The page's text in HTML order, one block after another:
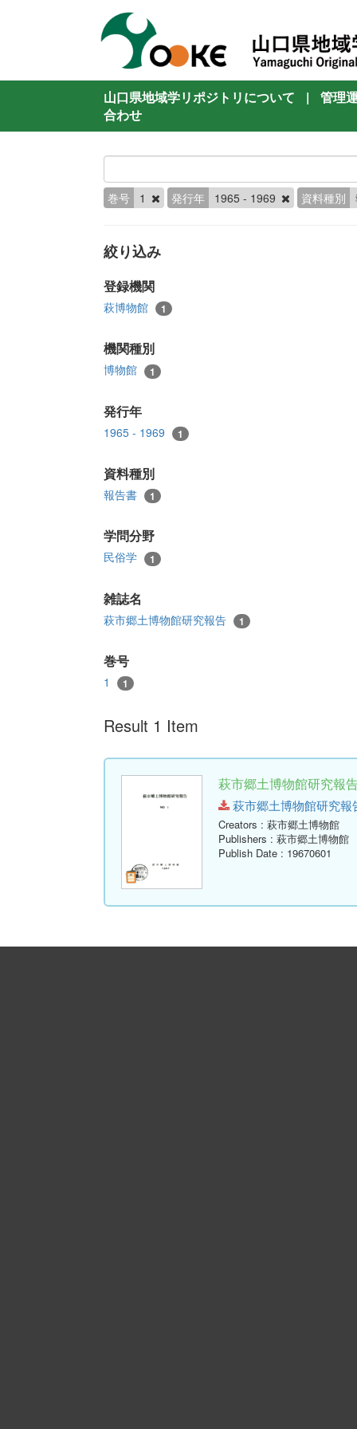
山口県地域学リポジトリについて |
管理
合わせ
巻号 1 発行年 1965 - 1969 資料種別
絞り込み
登録機関
萩博物館 1
機関種別
博物館 1
発行年
1965 - 1969 1
資料種別
報告書 1
学問分野
民俗学 1
雑誌名
萩市郷土博物館研究報告 1
巻号
1 1
Result 1 Item
萩市郷土博物館研究報
萩市郷土博物館研究報
Creators : 萩市郷土博物館
Publishers : 萩市郷土博物館
Publish Date : 19670601